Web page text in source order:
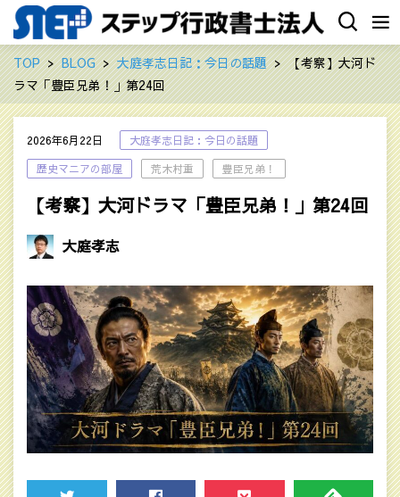
TOP BLOG 大庭孝志日記：今日の話題
【考察】大河ド
ラマ「豊臣兄弟！」第24回
2026年6月22日
大庭孝志日記：今日の話題
歴史マニアの部屋
荒木村重 豊臣兄弟！
【考察】大河ドラマ「豊臣兄弟！」第24回
大庭孝志